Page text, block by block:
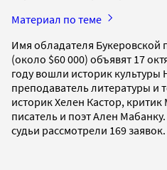
Материал по теме
Имя обладателя Букеровской
(около $60 000) объявят 17
году вошли историк культуры
преподаватель литературы и
историк Хелен Кастор,
писатель и поэт Ален
судьи рассмотрели 169 заявок.